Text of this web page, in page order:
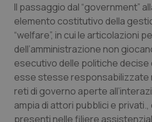
Friuli Venezia Giulia
Lazio
Liguria
Lombardia
Dermatite Atopica
Diabete & glucometri
Disturbi dell’umore
Dolore
Il passaggio dal “government”
elemento costitutivo della
“welfare”, in cui le articolazioni
dell’amministrazione non
esecutivo delle politiche decise
esse stesse responsabilizzate
reti di governo aperte
ampia di attori pubblici e
presenti nelle filiere